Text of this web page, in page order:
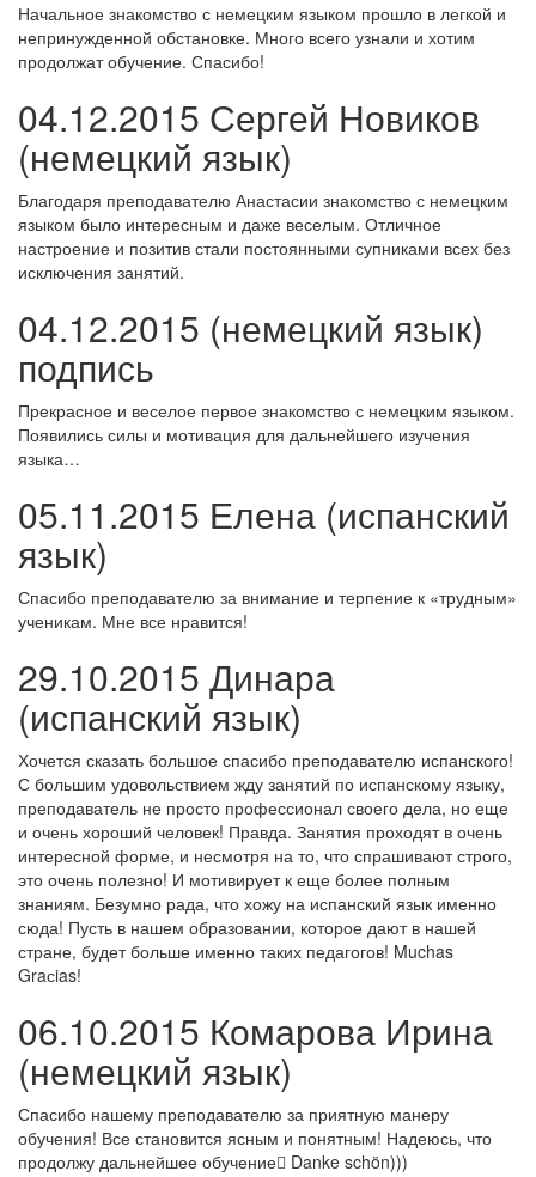
Начальное знакомство с немецким языком прошло в легкой и
непринужденной обстановке. Много всего узнали и хотим
продолжат обучение. Спасибо!
04.12.2015 Сергей Новиков
(немецкий язык)
Благодаря преподавателю Анастасии знакомство с немецким
языком было интересным и даже веселым. Отличное
настроение и позитив стали постоянными супниками всех без
исключения занятий.
04.12.2015 (немецкий язык)
подпись
Прекрасное и веселое первое знакомство с немецким языком.
Появились силы и мотивация для дальнейшего изучения
языка…
05.11.2015 Елена (испанский
язык)
Спасибо преподавателю за внимание и терпение к «трудным»
ученикам. Мне все нравится!
29.10.2015 Динара
(испанский язык)
Хочется сказать большое спасибо преподавателю испанского!
С большим удовольствием жду занятий по испанскому языку,
преподаватель не просто профессионал своего дела, но еще
и очень хороший человек! Правда. Занятия проходят в очень
интересной форме, и несмотря на то, что спрашивают строго,
это очень полезно! И мотивирует к еще более полным
знаниям. Безумно рада, что хожу на испанский язык именно
сюда! Пусть в нашем образовании, которое дают в нашей
стране, будет больше именно таких педагогов! Muchas
Graсias!
06.10.2015 Комарова Ирина
(немецкий язык)
Спасибо нашему преподавателю за приятную манеру
обучения! Все становится ясным и понятным! Надеюсь, что
продолжу дальнейшее обучение Danke schön)))